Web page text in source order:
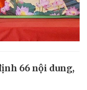
66 nội dung,